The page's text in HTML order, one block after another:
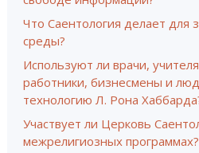
Что Саентология делает
среды?
Используют ли врачи,
работники, бизнесмены и
технологию Л. Рона
Участвует ли Церковь
межрелигиозных программах?